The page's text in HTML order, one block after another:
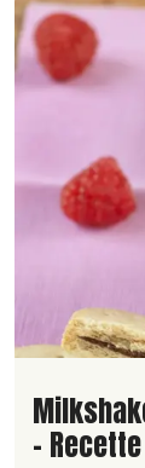
Lire la
-